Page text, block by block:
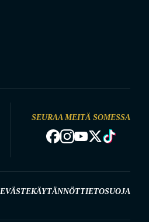
SEURAA MEITÄ SOMESSA
EVÄSTEKÄYTÄNNÖTTIETOSUOJA